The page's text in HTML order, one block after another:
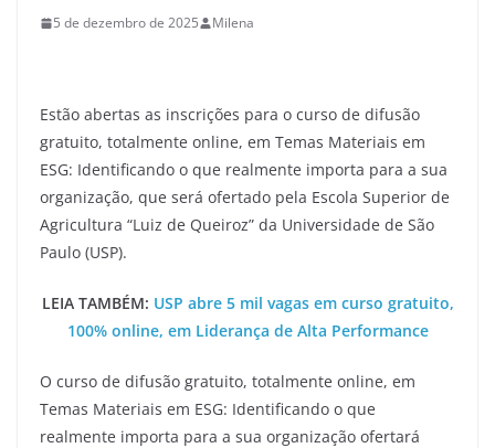
5 de dezembro de 2025 Milena
Estão abertas as inscrições para o curso de difusão
gratuito, totalmente online, em Temas Materiais em
ESG: Identificando o que realmente importa para a sua
organização, que será ofertado pela Escola Superior de
Agricultura “Luiz de Queiroz” da Universidade de São
Paulo (USP).
LEIA TAMBÉM: USP abre 5 mil vagas em curso gratuito,
100% online, em Liderança de Alta Performance
O curso de difusão gratuito, totalmente online, em
Temas Materiais em ESG: Identificando o que
realmente importa para a sua organização ofertará